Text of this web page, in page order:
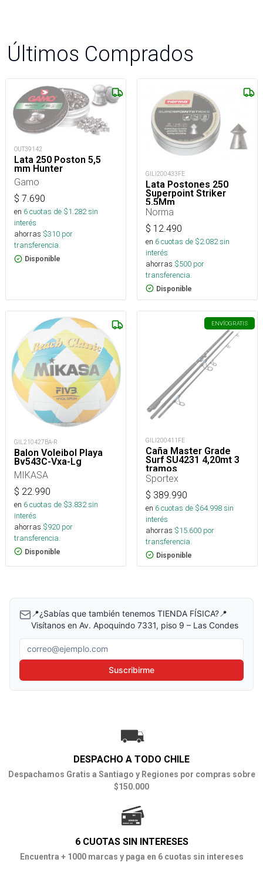
Últimos Comprados
OUT39142
Lata 250 Poston 5,5
mm Hunter
Gamo
$ 7.690
en 6cuotas de $1.282sin
interés
ahorras $310 por
transferencia.
Disponible
GILI200433FE
Lata Postones 250
Superpoint Striker
5,5Mm
Norma
$ 12.490
en 6cuotas de $2.082sin
interés
ahorras $500 por
transferencia.
Disponible
GIL210427BA-R
Balon Voleibol Playa
Bv543C-Vxa-Lg
MIKASA
$ 22.990
en 6cuotas de $3.832sin
interés
ahorras $920 por
transferencia.
Disponible
ENVÍOGRATIS
GILI200411FE
Caña Master Grade
Surf SU4231 4,20mt 3
tramos
Sportex
$ 389.990
en 6cuotas de $64.998sin
interés
ahorras $15.600 por
transferencia.
Disponible
📍¿Sabías que también tenemos TIENDA FÍSICA?📍
Visítanos en Av. Apoquindo 7331, piso 9 – Las Condes
Correo electrónico
Suscribirme
DESPACHO A TODO CHILE
Despachamos Gratis a Santiago y Regiones por compras sobre
$150.000
6 CUOTAS SIN INTERESES
Encuentra + 1000 marcas y paga en 6 cuotas sin intereses